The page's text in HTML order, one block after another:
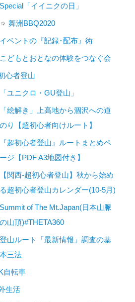
Special「イイニクの日」
舞洲BBQ2020
イベントの『記録･配布』術
こどもとおとなの体験をつなぐ会
心者登山
「ユニクロ・GU登山」
「絵解き」上高地から涸沢への道
のり【超初心者向けルート】
『超初心者登山』ルートまとめペ
ージ【PDF A3地図付き】
【関西-超初心者登山】秋から始め
る超初心者登山カレンダー(10-5月)
Summit of The Mt.Japan(日本山脈
の山頂)#THETA360
登山ルート「最新情報」調査の基
本三法
自転車
生活